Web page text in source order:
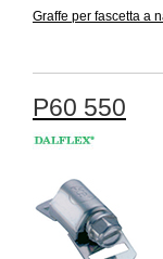
Graffe per fascetta a
P60 550